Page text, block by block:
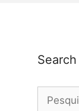
Search